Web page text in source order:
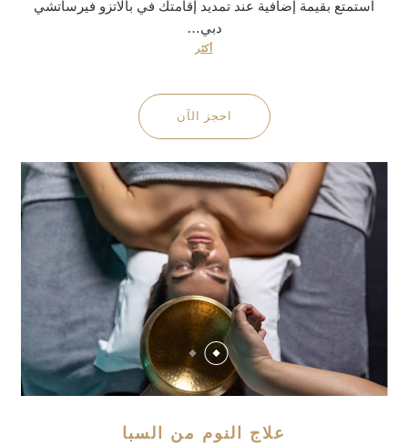
استمتع بقيمة إضافية عند تمديد إقامتك في بالاتزو فيرساتشي
دبي…
أكثر
احجز الآن
علاج النوم من السبا